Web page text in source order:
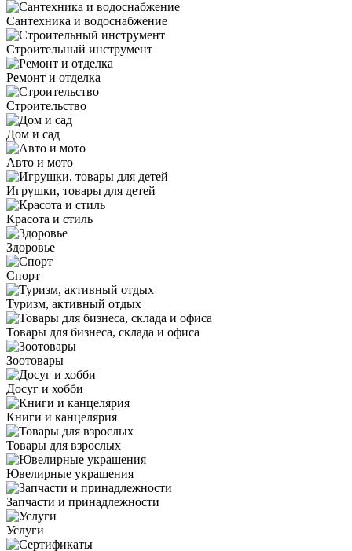
Сантехника и водоснабжение
Строительный инструмент
Ремонт и отделка
Строительство
Дом и сад
Авто и мото
Игрушки, товары для детей
Красота и стиль
Здоровье
Спорт
Туризм, активный отдых
Товары для бизнеса, склада и офиса
Зоотовары
Досуг и хобби
Книги и канцелярия
Товары для взрослых
Ювелирные украшения
Запчасти и принадлежности
Услуги